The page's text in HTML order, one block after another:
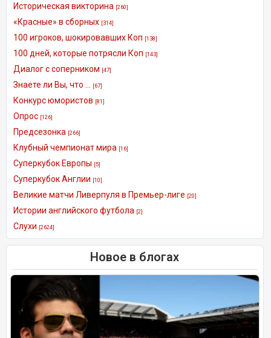
Историческая викторина [260]
«Красные» в сборных [314]
100 игроков, шокировавших Коп [138]
100 дней, которые потрясли Коп [143]
Диалог с соперником [47]
Знаете ли Вы, что ... [67]
Конкурс юмористов [81]
Опрос [126]
Предсезонка [266]
Клубный чемпионат мира [16]
Суперкубок Европы [5]
Суперкубок Англии [10]
Великие матчи Ливерпуля в Премьер-лиге [20]
Истории английского футбола [2]
Слухи [2624]
Новое в блогах